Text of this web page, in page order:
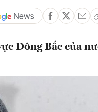
Đông Bắc của